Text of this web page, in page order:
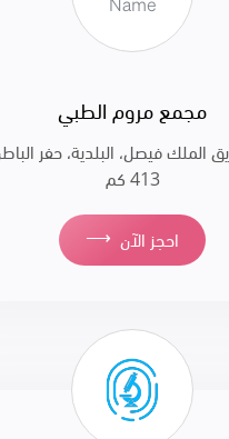
مجمع مروم الطبي
الملك فيصل، البلدية، حفر الباطن
413 كم
⟶ احجز الآن